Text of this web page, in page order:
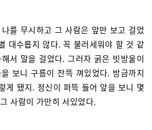
를 무시하고 그 사람은 앞만 보고 걸었
대수롭지 않다. 꼭 불러세워야 할 것 같
서 말을 걸었다. 그러자 굵은 빗방울이
보니 구름이 잔뜩 껴있었다. 방금까지
게 됐지. 정신이 퍼뜩 들어 앞을 보니 몇
사람이 가만히 서있었다.